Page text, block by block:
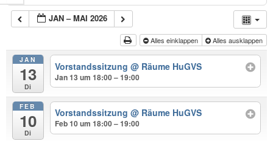
JAN – MAI 2026
Alles einklappen Alles ausklappen
JAN
13
Di
Vorstandssitzung@ Räume HuGVS
Jan 13 um 18:00 – 19:00
FEB
10
Di
Vorstandssitzung@ Räume HuGVS
Feb 10 um 18:00 – 19:00